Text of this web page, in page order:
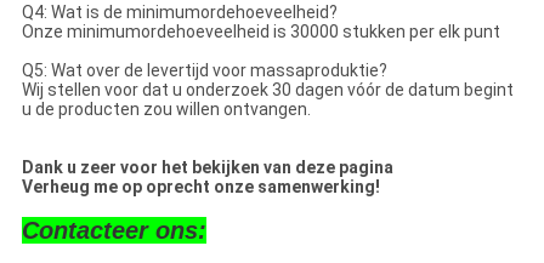
Q4: Wat is de minimumordehoeveelheid?
Onze minimumordehoeveelheid is 30000 stukken per elk punt
Q5: Wat over de levertijd voor massaproduktie?
Wij stellen voor dat u onderzoek 30 dagen vóór de datum begint
u de producten zou willen ontvangen.
Dank u zeer voor het bekijken van deze pagina
Verheug me op oprecht onze samenwerking!
Contacteer ons: